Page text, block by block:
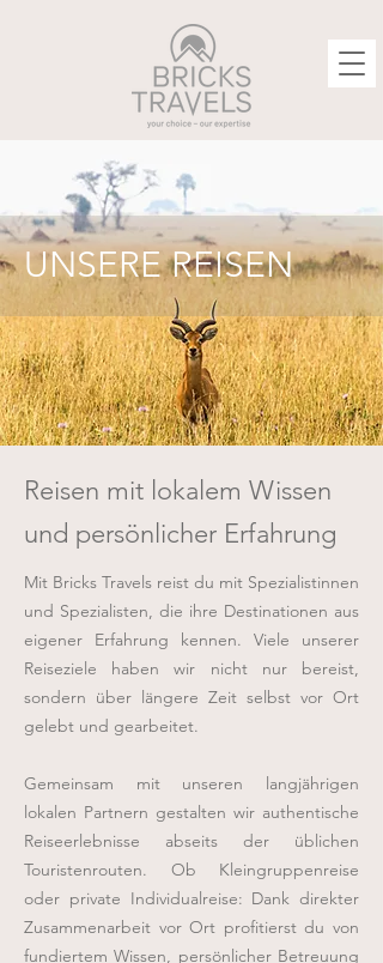
UNSERE REISEN
Reisen mit lokalem Wissen
und persönlicher Erfahrung
​​Mit Bricks Travels reist du mit Spezialistinnen
und Spezialisten, die ihre Destinationen aus
eigener Erfahrung kennen. Viele unserer
Reiseziele haben wir nicht nur bereist,
sondern über längere Zeit selbst vor Ort
gelebt und gearbeitet.
Gemeinsam mit unseren langjährigen
lokalen Partnern gestalten wir authentische
Reiseerlebnisse abseits der üblichen
Touristenrouten. Ob Kleingruppenreise
oder private Individualreise: Dank direkter
Zusammenarbeit vor Ort profitierst du von
fundiertem Wissen, persönlicher Betreuung